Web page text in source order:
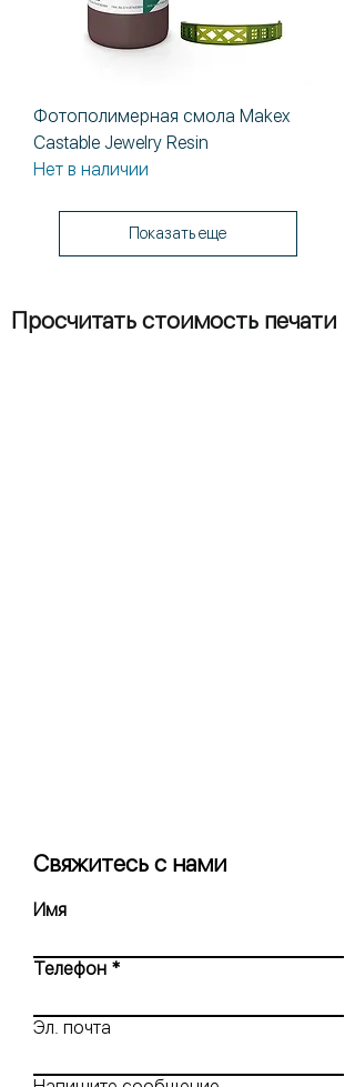
Фотополимерная смола Makex
Castable Jewelry Resin
Нет в наличии
Показать еще
Просчитать стоимость печати
Свяжитесь с нами
Имя
Телефон
Эл. почта